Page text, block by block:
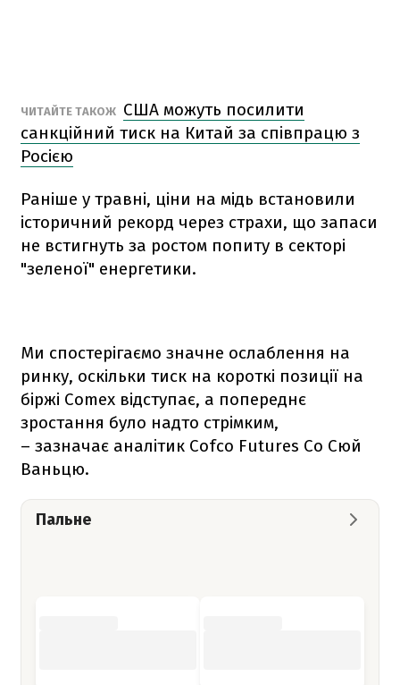
ЧИТАЙТЕ ТАКОЖ США можуть посилити
санкційний тиск на Китай за співпрацю з
Росією
Раніше у травні, ціни на мідь встановили
історичний рекорд через страхи, що запаси
не встигнуть за ростом попиту в секторі
"зеленої" енергетики.
Ми спостерігаємо значне ослаблення на
ринку, оскільки тиск на короткі позиції на
біржі Comex відступає, а попереднє
зростання було надто стрімким,
– зазначає аналітик Cofco Futures Co Сюй
Ваньцю.
Пальне